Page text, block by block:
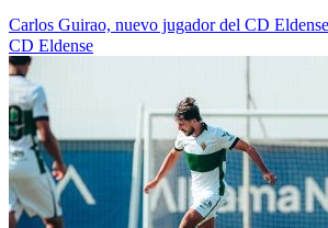
Carlos Guirao, nuevo jugador del CD Eldense
CD Eldense